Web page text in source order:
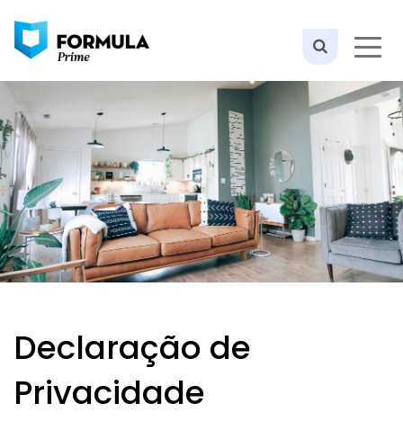
Declaração de
Privacidade